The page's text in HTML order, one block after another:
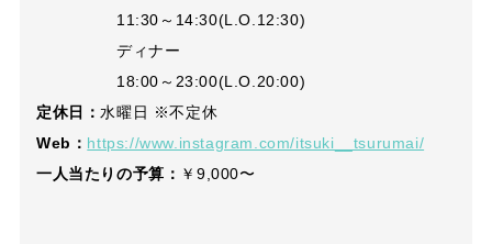
11:30～14:30(L.O.12:30)
ディナー
18:00～23:00(L.O.20:00)
定休日：水曜日 ※不定休
Web： https://www.instagram.com/itsuki__tsurumai/
一人当たりの予算： ￥9,000〜